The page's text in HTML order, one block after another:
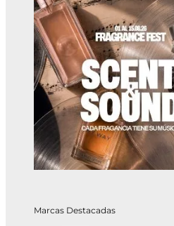
Marcas Destacadas